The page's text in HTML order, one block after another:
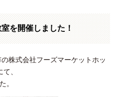
を開催しました！
株式会社フーズマーケットホッ
、
。